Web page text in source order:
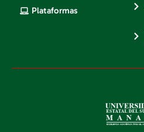
Plataformas